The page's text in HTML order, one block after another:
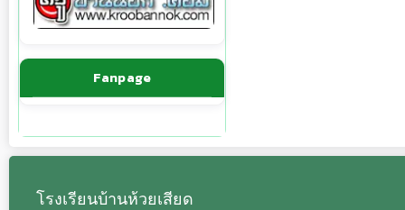
Fanpage
โรงเรียนบ้านห้วยเสียด